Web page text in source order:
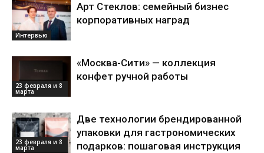
Интервью
Арт Стеклов: семейный бизнес
корпоративных наград
23 февраля и 8
марта
«Москва-Сити» — коллекция
конфет ручной работы
23 февраля и 8
марта
Две технологии брендированной
упаковки для гастрономических
подарков: пошаговая инструкция